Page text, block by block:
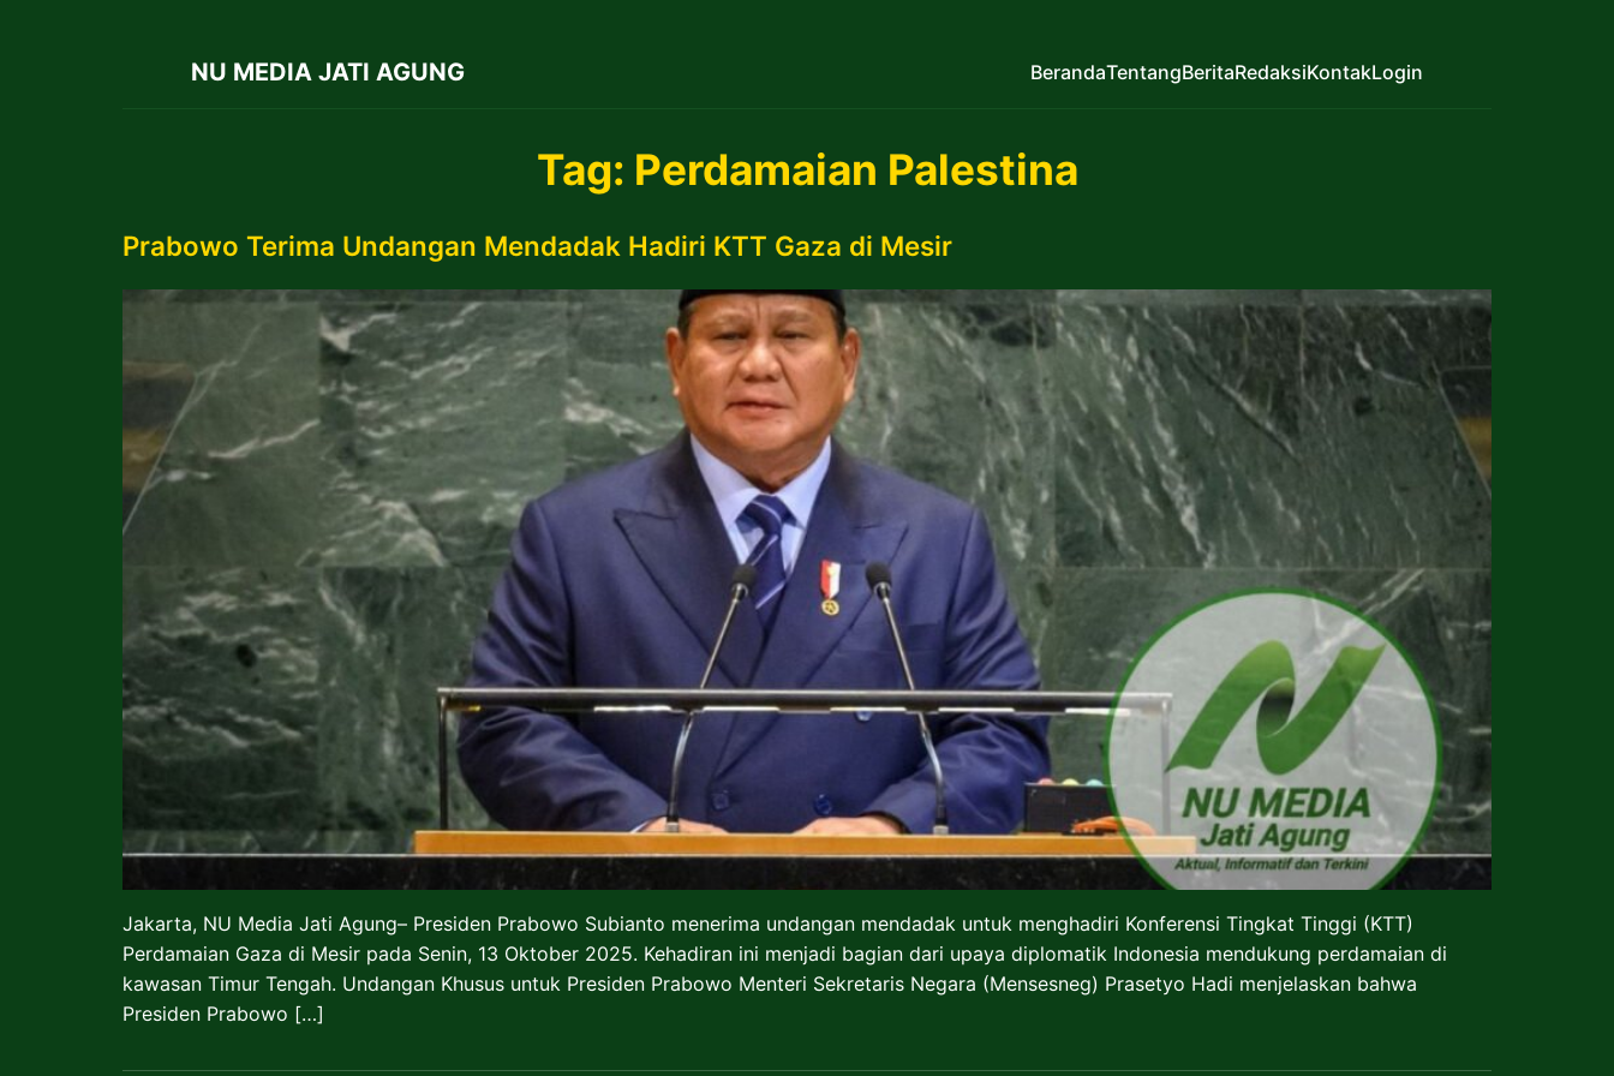
NU MEDIA JATI AGUNG BerandaTentangBeritaRedaksiKontakLogin
Tag: Perdamaian Palestina
Prabowo Terima Undangan Mendadak Hadiri KTT Gaza di Mesir
Jakarta, NU Media Jati Agung– Presiden Prabowo Subianto menerima undangan mendadak untuk menghadiri Konferensi Tingkat Tinggi (KTT)
Perdamaian Gaza di Mesir pada Senin, 13 Oktober 2025. Kehadiran ini menjadi bagian dari upaya diplomatik Indonesia mendukung perdamaian di
kawasan Timur Tengah. Undangan Khusus untuk Presiden Prabowo Menteri Sekretaris Negara (Mensesneg) Prasetyo Hadi menjelaskan bahwa
Presiden Prabowo […]